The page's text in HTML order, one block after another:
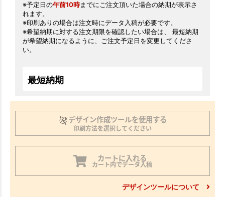
※予定日の午前10時までにご注文頂いた場合の納期が表示さ
れます。
※印刷ありの場合は注文時にデータ入稿が必要です。
※希望納期に対する注文期限を確認したい場合は、 最短納期
が希望納期になるように、ご注文予定日を変更してくださ
い。
最短納期
デザイン作成ツールを使用する
印刷方法を選択してください
カートに入れる
カート内でデータ入稿
デザインツールについて